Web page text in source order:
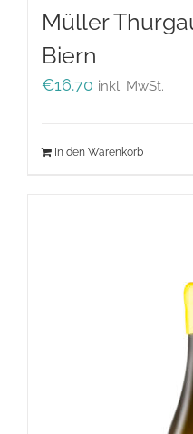
Müller
Biern
€16.70 inkl. MwSt.
In den Warenkorb